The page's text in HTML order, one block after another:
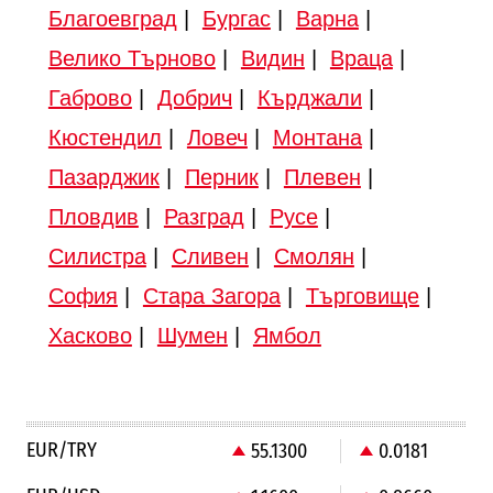
Благоевград Бургас| Варна|
Велико Търново| Видин Враца|
Габрово| Добрич Кърджали
Кюстендил
Ловеч Монтана|
Пазарджик| Перник| Плевен
Пловдив
Разград Русе|
Силистра| Сливен Смолян
София
Стара Загора| Търговище|
Хасково| Шумен Ямбол
EUR/TRY 55.1300
0.0181